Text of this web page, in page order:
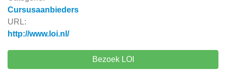
Cursusaanbieders
URL:
http://www.loi.nl/
Bezoek LOI